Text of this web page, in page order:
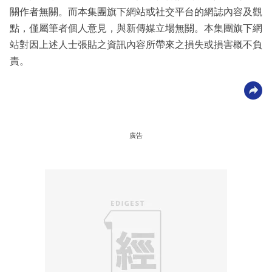
關作者無關。而本集團旗下網站或社交平台的網誌內容及觀
點，僅屬筆者個人意見，與新傳媒立場無關。本集團旗下網
站對因上述人士張貼之資訊內容所帶來之損失或損害概不負
責。
廣告